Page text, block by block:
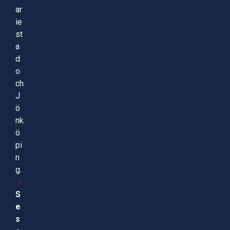
ar
ie
st
a
d
o
ch
J
ö
nk
ö
pi
n
g.
S
e
s